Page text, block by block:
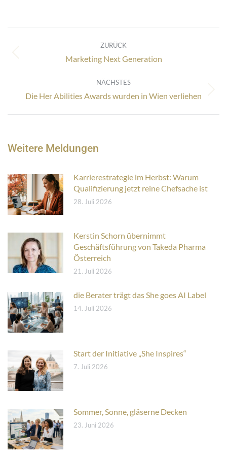
ZURÜCK
Vorheriger
Marketing Next Generation
NÄCHSTES
Nächster
Die Her Abilities Awards wurden in Wien verliehen
Weitere Meldungen
Karrierestrategie im Herbst: Warum
Qualifizierung jetzt reine Chefsache ist
28. Juli 2026
Kerstin Schorn übernimmt
Geschäftsführung von Takeda Pharma
Österreich
21. Juli 2026
die Berater trägt das She goes AI Label
14. Juli 2026
Start der Initiative „She Inspires“
7. Juli 2026
Sommer, Sonne, gläserne Decken
23. Juni 2026